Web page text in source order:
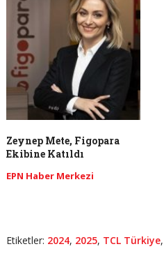
Zeynep Mete, Figopara
Ekibine Katıldı
EPN Haber Merkezi
Etiketler: 2024, 2025, TCL Türkiye,